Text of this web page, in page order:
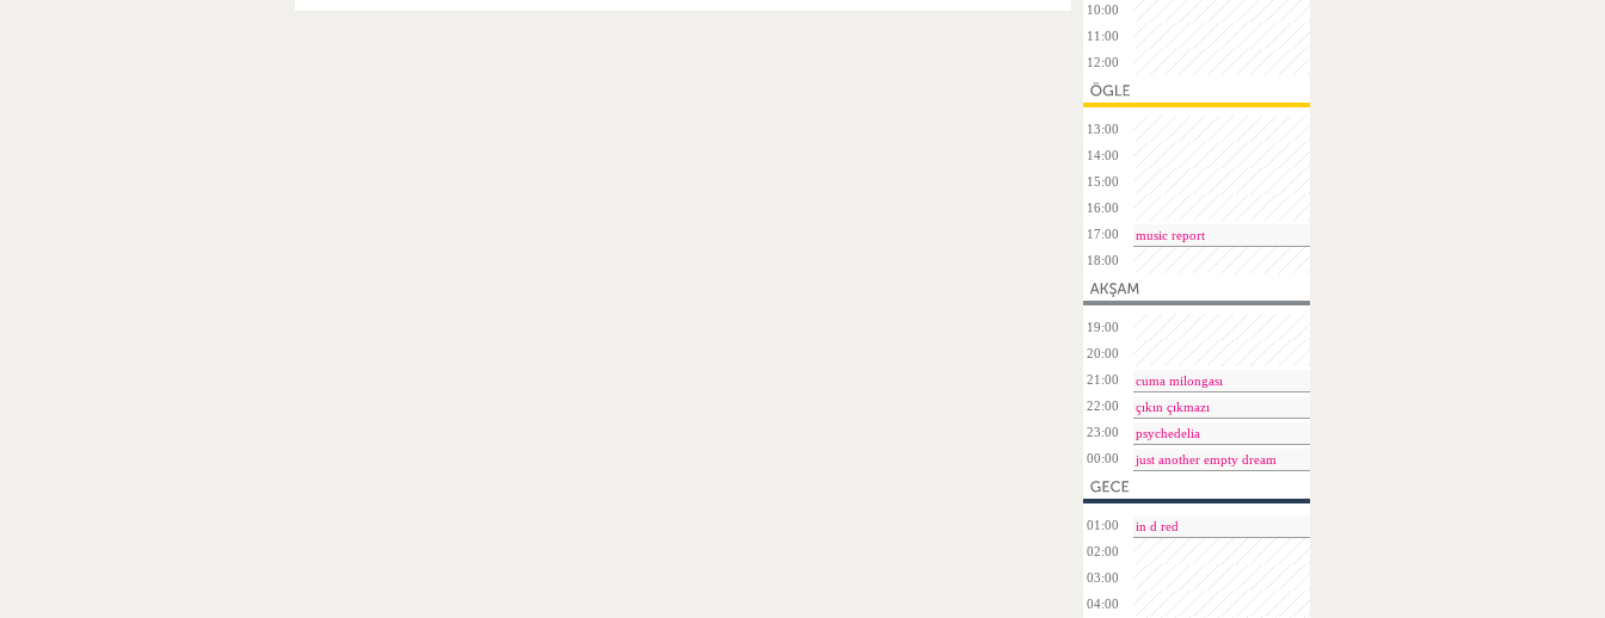
10:00
11:00
12:00
13:00
14:00
15:00
16:00
17:00
music report
18:00
19:00
20:00
21:00
cuma milongası
22:00
çıkın çıkmazı
23:00
psychedelia
00:00
just another empty dream
01:00
in d red
02:00
03:00
04:00